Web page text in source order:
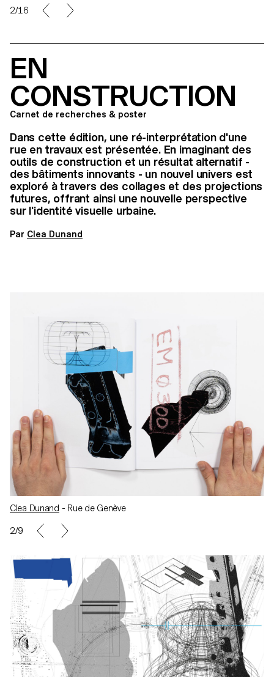
3/16
EN
CONSTRUCTION
Carnet de recherches & poster
Dans cette édition, une ré-interprétation d'une
rue en travaux est présentée. En imaginant des
outils de construction et un résultat alternatif -
des bâtiments innovants - un nouvel univers est
exploré à travers des collages et des projections
futures, offrant ainsi une nouvelle perspective
sur l'identité visuelle urbaine.
Par Clea Dunand
Clea Dunand - Rue de Genève
3/9